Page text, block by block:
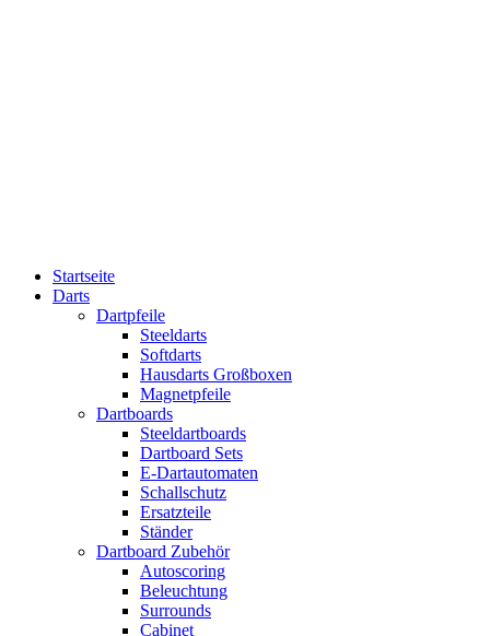
Startseite
Darts
Dartpfeile
Steeldarts
Softdarts
Hausdarts Großboxen
Magnetpfeile
Dartboards
Steeldartboards
Dartboard Sets
E-Dartautomaten
Schallschutz
Ersatzteile
Ständer
Dartboard Zubehör
Autoscoring
Beleuchtung
Surrounds
Cabinet